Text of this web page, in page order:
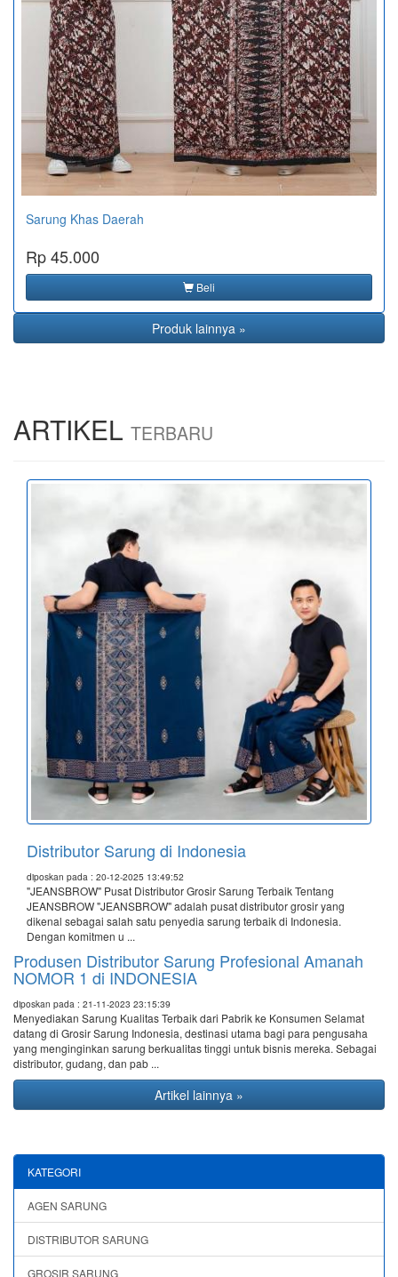
Sarung Khas Daerah
Rp 45.000
Beli
Produk lainnya »
ARTIKEL TERBARU
Distributor Sarung di Indonesia
diposkan pada : 20-12-2025 13:49:52
"JEANSBROW" Pusat Distributor Grosir Sarung Terbaik Tentang
JEANSBROW "JEANSBROW" adalah pusat distributor grosir yang
dikenal sebagai salah satu penyedia sarung terbaik di Indonesia.
Dengan komitmen u ...
Produsen Distributor Sarung Profesional Amanah
NOMOR 1 di INDONESIA
diposkan pada : 21-11-2023 23:15:39
Menyediakan Sarung Kualitas Terbaik dari Pabrik ke Konsumen Selamat
datang di Grosir Sarung Indonesia, destinasi utama bagi para pengusaha
yang menginginkan sarung berkualitas tinggi untuk bisnis mereka. Sebagai
distributor, gudang, dan pab ...
Artikel lainnya »
KATEGORI
AGEN SARUNG
DISTRIBUTOR SARUNG
GROSIR SARUNG